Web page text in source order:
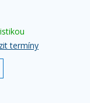
termíny